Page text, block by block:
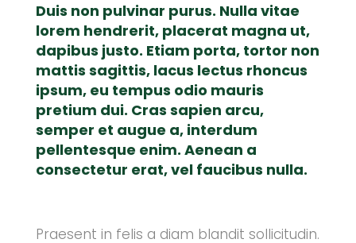
Duis non pulvinar purus. Nulla vitae
lorem hendrerit, placerat magna ut,
dapibus justo. Etiam porta, tortor non
mattis sagittis, lacus lectus rhoncus
ipsum, eu tempus odio mauris
pretium dui. Cras sapien arcu,
semper et augue a, interdum
pellentesque enim. Aenean a
consectetur erat, vel faucibus nulla.
Praesent in felis a diam blandit sollicitudin.